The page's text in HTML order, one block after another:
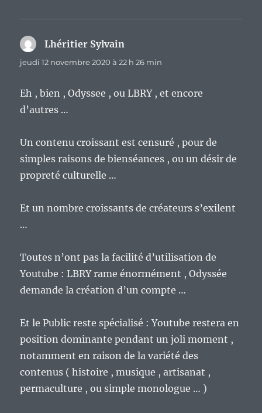
Lhéritier Sylvain
jeudi 12 novembre 2020 à 22 h 26 min
Eh , bien , Odyssee , ou LBRY , et encore
d’autres …
Un contenu croissant est censuré , pour de
simples raisons de bienséances , ou un désir de
propreté culturelle …
Et un nombre croissants de créateurs s’exilent
…
Toutes n’ont pas la facilité d’utilisation de
Youtube : LBRY rame énormément , Odyssée
demande la création d’un compte …
Et le Public reste spécialisé : Youtube restera en
position dominante pendant un joli moment ,
notamment en raison de la variété des
contenus ( histoire , musique , artisanat ,
permaculture , ou simple monologue … )